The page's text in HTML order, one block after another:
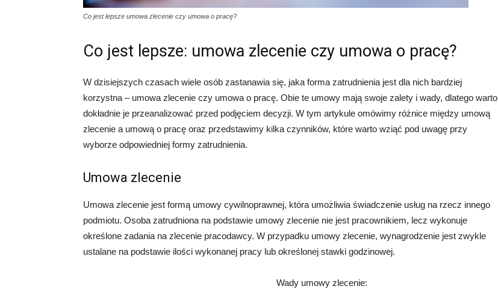
Co jest lepsze umowa zlecenie czy umowa o pracę?
Co jest lepsze: umowa zlecenie czy umowa o pracę?
W dzisiejszych czasach wiele osób zastanawia się, jaka forma zatrudnienia jest dla nich bardziej
korzystna – umowa zlecenie czy umowa o pracę. Obie te umowy mają swoje zalety i wady, dlatego warto
dokładnie je przeanalizować przed podjęciem decyzji. W tym artykule omówimy różnice między umową
zlecenie a umową o pracę oraz przedstawimy kilka czynników, które warto wziąć pod uwagę przy
wyborze odpowiedniej formy zatrudnienia.
Umowa zlecenie
Umowa zlecenie jest formą umowy cywilnoprawnej, która umożliwia świadczenie usług na rzecz innego
podmiotu. Osoba zatrudniona na podstawie umowy zlecenie nie jest pracownikiem, lecz wykonuje
określone zadania na zlecenie pracodawcy. W przypadku umowy zlecenie, wynagrodzenie jest zwykle
ustalane na podstawie ilości wykonanej pracy lub określonej stawki godzinowej.
Wady umowy zlecenie: